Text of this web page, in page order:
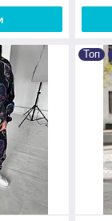
Топ